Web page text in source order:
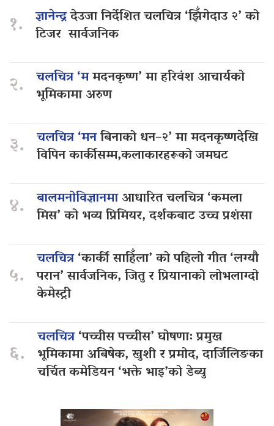
१. ज्ञानेन्द्रदेउजा निर्देशित चलचित्र ‘झिँगेदाउ २’ को
टिजर सार्वजनिक
२. चलचित्र ‘ममदनकृष्ण’ मा हरिवंश आचार्यको
भूमिकामा अरुण
३. चलचित्र ‘मनबिनाको धन–२’ मा मदनकृष्णदेखि
विपिन कार्कीसम्म,कलाकारहरूको जमघट
४. बालमनोविज्ञानमाआधारित चलचित्र ‘कमला
मिस’ को भव्य प्रिमियर, दर्शकबाट उच्च प्रशंसा
५.
चलचित्र‘कार्की साहिँला’ को पहिलो गीत ‘लग्यौ
परान’ सार्वजनिक, जितु र प्रियानाको लोभलाग्दो
केमेस्ट्री
६.
चलचित्र‘पच्चीस पच्चीस’ घोषणा: प्रमुख
भूमिकामा अबिषेक, खुशी र प्रमोद, दार्जिलिङका
चर्चित कमेडियन ‘भक्ते भाइ’को डेब्यु